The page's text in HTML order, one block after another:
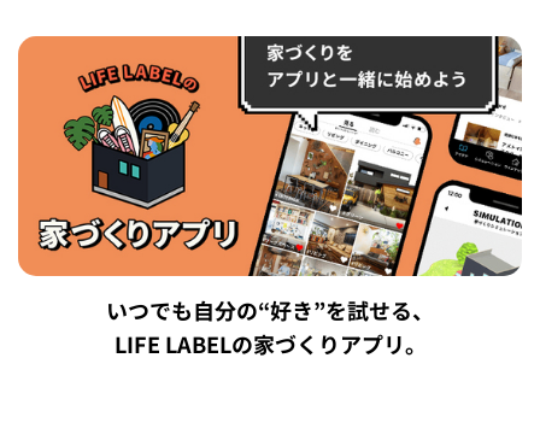
いつでも自分の“好き”を試せる、
LIFE LABELの家づくりアプリ。